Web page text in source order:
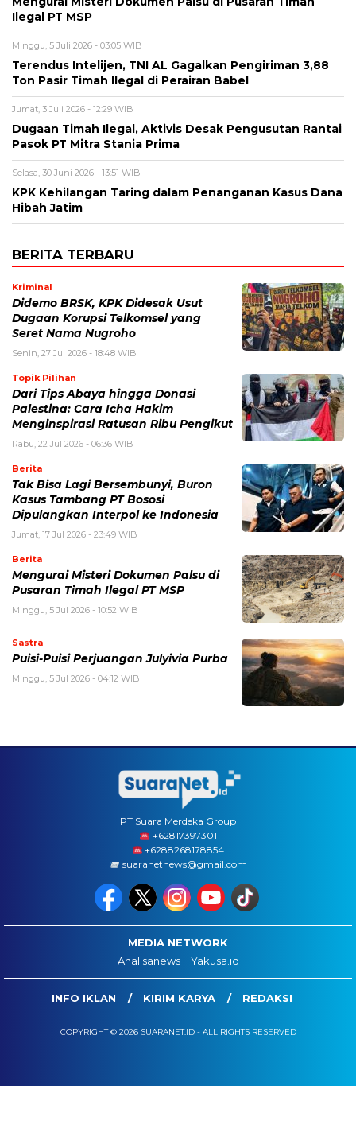
Ilegal PT MSP
Minggu, 5 Juli 2026 - 03:05 WIB
Terendus Intelijen, TNI AL Gagalkan Pengiriman 3,88
Ton Pasir Timah Ilegal di Perairan Babel
Jumat, 3 Juli 2026 - 12:29 WIB
Dugaan Timah Ilegal, Aktivis Desak Pengusutan Rantai
Pasok PT Mitra Stania Prima
Selasa, 30 Juni 2026 - 13:51 WIB
KPK Kehilangan Taring dalam Penanganan Kasus Dana
Hibah Jatim
BERITA TERBARU
Kriminal
Didemo BRSK, KPK Didesak Usut
Dugaan Korupsi Telkomsel yang
Seret Nama Nugroho
Senin, 27 Jul 2026 - 18:48 WIB
Topik Pilihan
Dari Tips Abaya hingga Donasi
Palestina: Cara Icha Hakim
Menginspirasi Ratusan Ribu Pengikut
Rabu, 22 Jul 2026 - 06:36 WIB
Berita
Tak Bisa Lagi Bersembunyi, Buron
Kasus Tambang PT Bososi
Dipulangkan Interpol ke Indonesia
Jumat, 17 Jul 2026 - 23:49 WIB
Berita
Mengurai Misteri Dokumen Palsu di
Pusaran Timah Ilegal PT MSP
Minggu, 5 Jul 2026 - 10:52 WIB
Sastra
Puisi-Puisi Perjuangan Julyivia Purba
Minggu, 5 Jul 2026 - 04:12 WIB
PT Suara Merdeka Group
‪+62817397301
+6288268178854
suaranetnews@gmail.com
MEDIA NETWORK
Analisanews
Yakusa.id
INFO IKLAN KIRIM KARYA REDAKSI
COPYRIGHT © 2026 SUARANET.ID - ALL RIGHTS RESERVED